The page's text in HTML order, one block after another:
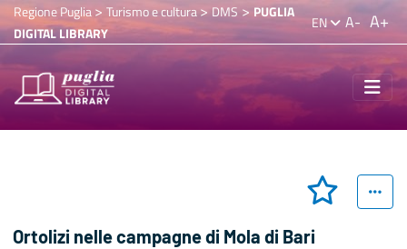
Regione Puglia> Turismo e cultura>DMS > PUGLIA
DIGITAL LIBRARY
EN A- A+
Ortolizi nelle campagne di Mola di Bari